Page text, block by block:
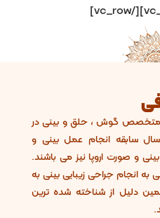
متخصص گوش ، حلق و بینی در
هستند که دارای 18 سال سابقه انجام عمل بینی و
و صورت اروپا نیز می باشند.
انجام جراحی زیبایی بینی به
دلیل از شناخته شده ترین